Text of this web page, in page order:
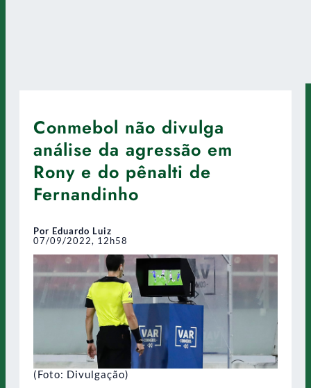
Conmebol não divulga
análise da agressão em
Rony e do pênalti de
Fernandinho
Por Eduardo Luiz
07/09/2022, 12h58
(Foto: Divulgação)